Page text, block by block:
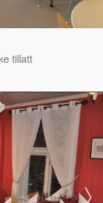
tillatt